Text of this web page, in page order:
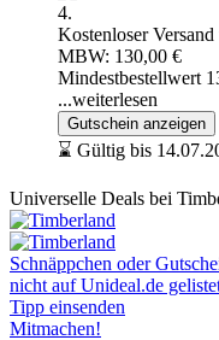
4.
Kostenloser
MBW: 130,00 €
Mindestbestellwert
...weiterlesen
Gutschein anzeigen
⌛ Gültig bis
Universelle Deals bei
Schnäppchen oder
nicht auf Unideal.de
Tipp einsenden
Mitmachen!